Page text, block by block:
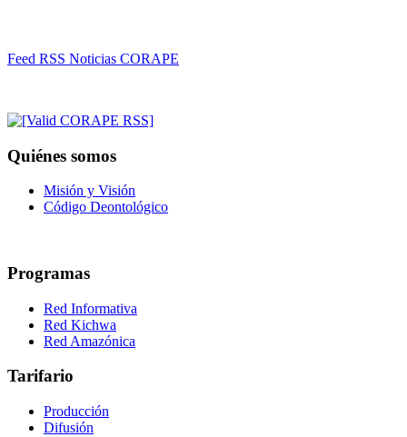
Feed RSS Noticias CORAPE
Quiénes somos
Misión y Visión
Código Deontológico
Programas
Red Informativa
Red Kichwa
Red Amazónica
Tarifario
Producción
Difusión